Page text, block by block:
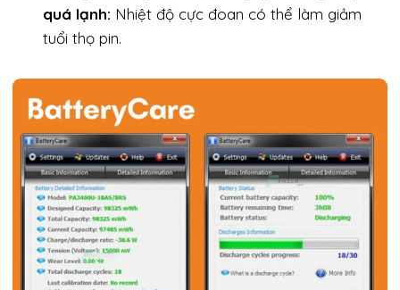
quá lạnh: Nhiệt độ cực đoan có thể làm giảm
tuổi thọ pin.